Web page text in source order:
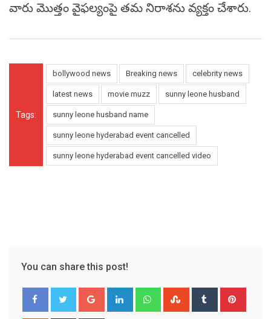
వారు మొత్తం వైఫల్యంపై తమ నిరాశను వ్యక్తం చేశారు.
Tags:
bollywood news Breaking news celebrity news
latest news movie muzz sunny leone husband
sunny leone husband name
sunny leone hyderabad event cancelled
sunny leone hyderabad event cancelled video
You can share this post!
Google+ LinkedIn WhatsappStumbleUpon
Tumblr